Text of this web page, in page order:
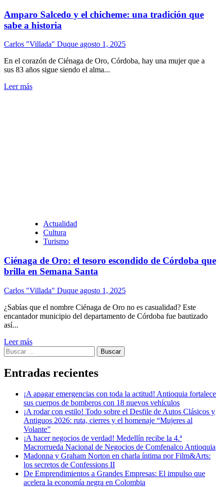
Amparo Salcedo y el chicheme: una tradición que
sabe a historia
Carlos "Villada" Duque agosto 1, 2025
En el corazón de Ciénaga de Oro, Córdoba, hay una mujer que a
sus 83 años sigue siendo el alma...
Leer más
Actualidad
Cultura
Turismo
Ciénaga de Oro: el tesoro escondido de Córdoba que
brilla en Semana Santa
Carlos "Villada" Duque agosto 1, 2025
¿Sabías que el nombre Ciénaga de Oro no es casualidad? Este
encantador municipio del departamento de Córdoba fue bautizado
así...
Leer más
Buscar:
Entradas recientes
¡A apagar emergencias con toda la actitud! Antioquia fortalece
sus cuerpos de bomberos con 18 nuevos vehículos
¡A rodar con estilo! Todo sobre el Desfile de Autos Clásicos y
Antiguos 2026: ruta, cierres y el homenaje “Mujeres al
Volante”
¡A hacer negocios de verdad! Medellín recibe la 4.ª
Macrorrueda Nacional de Negocios de Comfenalco Antioquia
Madonna y Graham Norton en charla íntima por Film&Arts:
los secretos de Confessions II
De Emprendimientos a Grandes Empresas: El impulso que
acelera la economía negra en Colombia